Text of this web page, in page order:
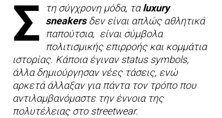
Σ τη σύγχρονη μόδα, τα luxury
sneakersδεν είναι απλώς αθλητικά
παπούτσια, είναι σύμβολα
πολιτισμικής επιρροής και κομμάτια
ιστορίας. Κάποια έγιναν status symbols,
άλλα δημιούργησαν νέες τάσεις, ενώ
αρκετά άλλαξαν για πάντα τον τρόπο που
αντιλαμβανόμαστε την έννοια της
πολυτέλειας στο streetwear.